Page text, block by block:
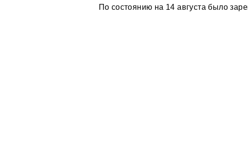
По состоянию на 14 августа было